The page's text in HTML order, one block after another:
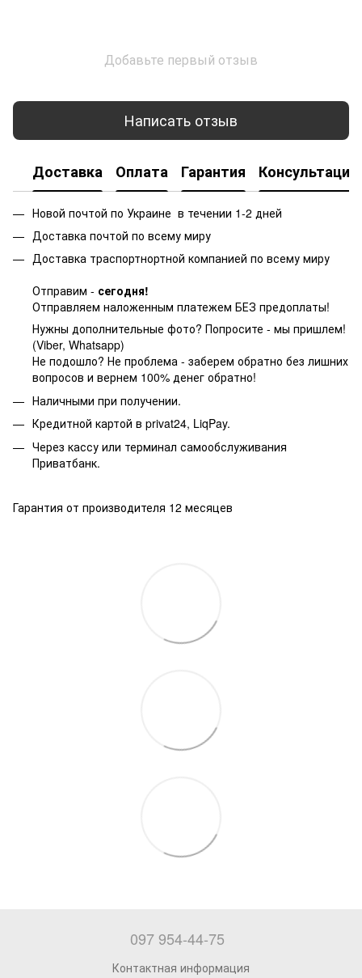
Добавьте первый отзыв
Написать отзыв
Доставка Оплата Гарантия Консультация
Новой почтой по Украине в течении 1-2 дней
Доставка почтой по всему миру
Доставка траспортнортной компанией по всему миру
Отправим - сегодня!
Отправляем наложенным платежем БЕЗ предоплаты!
Нужны дополнительные фото? Попросите - мы пришлем!
(Viber, Whatsapp)
Не подошло? Не проблема - заберем обратно без лишних
вопросов и вернем 100% денег обратно!
Наличными при получении.
Кредитной картой в privat24, LiqPay.
Через кассу или терминал самообслуживания
Приватбанк.
Гарантия от производителя 12 месяцев
097 954-44-75
Контактная информация